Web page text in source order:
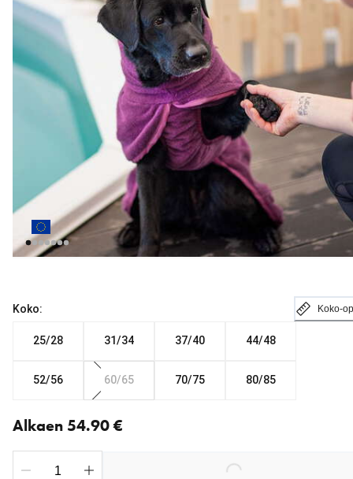
Koko: Koko-
25/28 31/34 37/40 44/48
52/56 60/65 70/75 80/85
Alkaen 54.90 €
Loading...